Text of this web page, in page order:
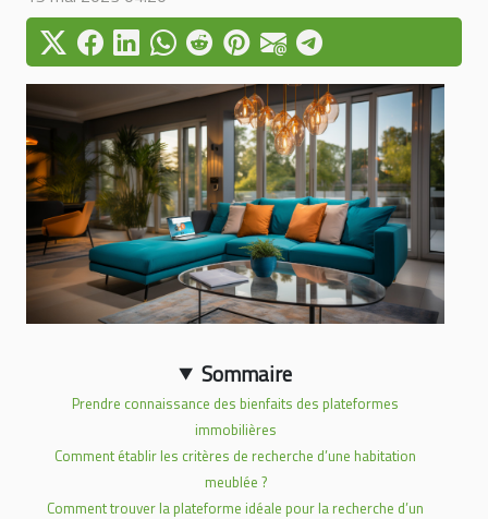
Sommaire
Prendre connaissance des bienfaits des plateformes
immobilières
Comment établir les critères de recherche d’une habitation
meublée ?
Comment trouver la plateforme idéale pour la recherche d’un